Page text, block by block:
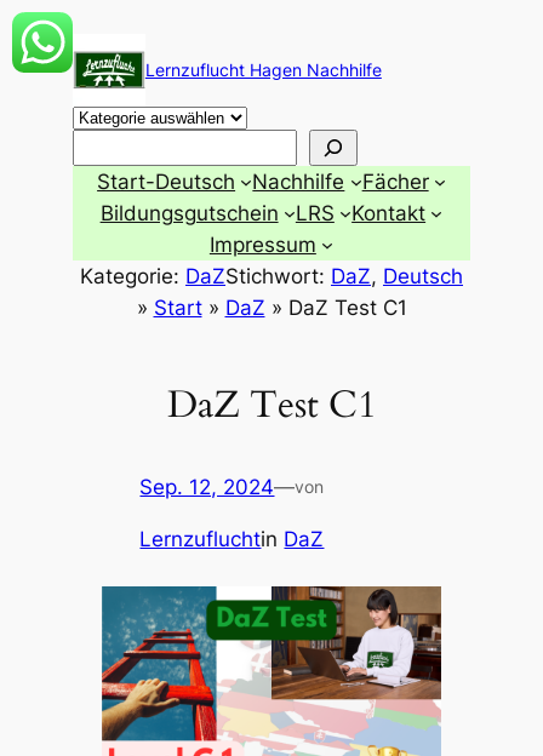
Zum
Inhalt
springen
Lernzuflucht Hagen Nachhilfe
Start-Deutsch Nachhilfe
Fächer
Bildungsgutschein
LRS
Kontakt
Impressum
Kategorie: DaZStichwort: DaZ, Deutsch
» Start» DaZ » DaZ Test C1
DaZ Test C1
Sep. 12, 2024—von
Lernzufluchtin DaZ